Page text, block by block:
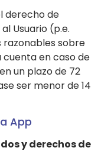
derecho de
Usuario (p.e.
razonables sobre
cuenta en caso de
un plazo de 72
ser menor de 14
App
y derechos de